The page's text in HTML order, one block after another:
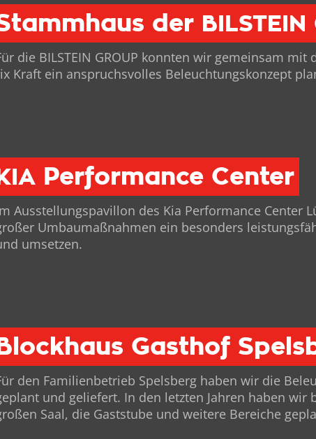
der BILSTEIN
die BILSTEIN GROUP kon­nten wir gemein­sam
Kraft ein anspruchsvolles Beleuch­tungskonzept
Performance Center
Ausstel­lungspavil­lon des Kia Per­for­mance Cen­ter
Umbau­maß­nah­men ein beson­ders
umsetzen.
Gasthof
den Fam­i­lien­be­trieb Spels­berg haben wir die
und geliefert. In den let­zten Jahren haben wir
Saal, die Gast­stube und weit­ere Bere­iche